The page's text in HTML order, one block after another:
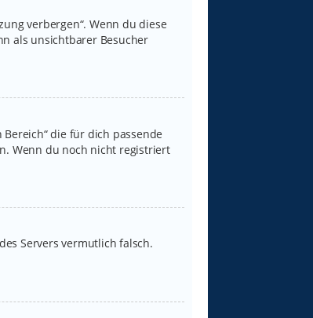
verbergen“. Wenn du diese
als unsichtbarer Besucher
die für dich passende
Wenn du noch nicht registriert
Servers vermutlich falsch.